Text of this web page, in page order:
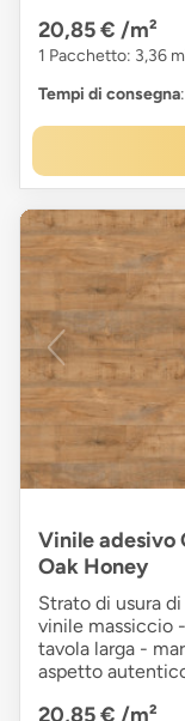
20,85 € /m²
1 Pacchetto: 3,36
Tempi di consegna
Vinile adesivo
Oak Honey
Strato di usura
vinile massiccio
tavola larga -
aspetto
20,85 € /m²